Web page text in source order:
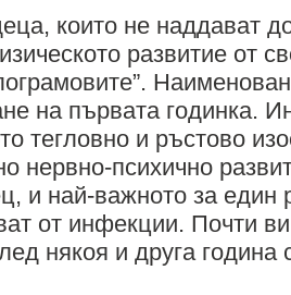
които не наддават
развитие от
на първата годинка.
тегловно и ръстово
нервно-психично
и най-важното за един
от инфекции. Почти
някоя и друга година